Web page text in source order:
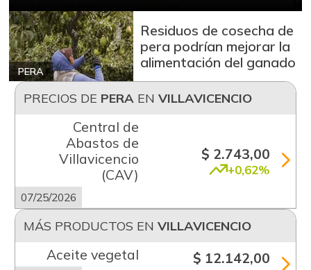
PERA
Residuos de cosecha de
pera podrían mejorar la
alimentación del ganado
PRECIOS DE PERAEN VILLAVICENCIO
Central de
Abastos de
Villavicencio
(CAV)
07/25/2026
$ 2.743,00
+0,62%
MÁS PRODUCTOS EN VILLAVICENCIO
Aceite vegetal $ 12.142,00